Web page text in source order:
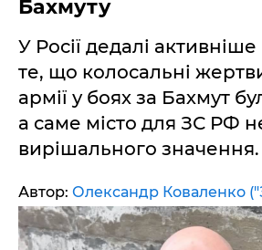
Бахмуту
У Росії дедалі
те, що колосальні
армії у боях за Бахмут
а саме місто для ЗС РФ
вирішального значення.
Автор: Олександр Коваленко